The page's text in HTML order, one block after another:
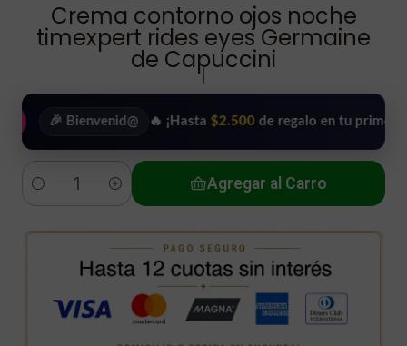
Crema contorno ojos noche
timexpert rides eyes Germaine
de Capuccini
🎉 Bienvenid@ 🔥 ¡Hasta $2.500 de regalo en tu primera
Cantidad
Agregar al Carro